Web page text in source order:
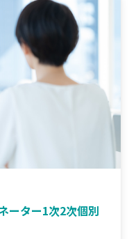
ーター1次2次個別